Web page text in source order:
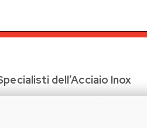
dell’Acciaio Inox